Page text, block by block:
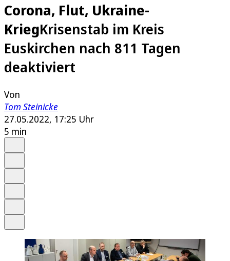
Corona, Flut, Ukraine-
KriegKrisenstab im Kreis
Euskirchen nach 811 Tagen
deaktiviert
Von
Tom Steinicke
27.05.2022, 17:25 Uhr
5 min